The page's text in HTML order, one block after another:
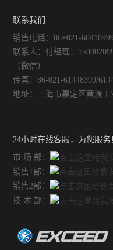
联系我们
销售电话：86+021-
联系人：付经理：
（微信）
传真：86-021-61448399/
地址：上海市嘉定区黄渡工
24小时在线客服，为您服务
市 场 部：
销售1部：
销售2部：
技 术 部：